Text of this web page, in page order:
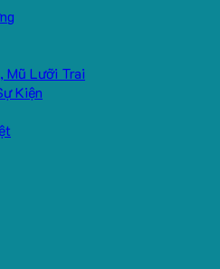
Mũ Lưỡi Trai
Kiện